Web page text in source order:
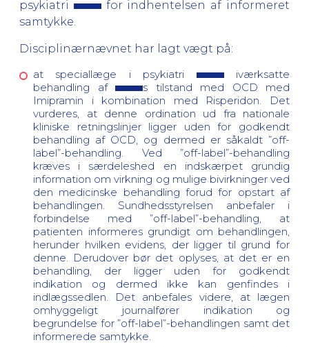
psykiatri
for indhentelsen af informeret
samtykke.
Disciplinærnævnet har lagt vægt på:
at speciallæge i psykiatri
iværksatte
behandling af
s tilstand med OCD med
Imipramin i kombination med Risperidon. Det
vurderes, at denne ordination ud fra nationale
kliniske retningslinjer ligger uden for godkendt
behandling af OCD, og dermed er såkaldt ”off-
label”-behandling. Ved ”off-label”-behandling
kræves i særdeleshed en indskærpet grundig
information om virkning og mulige bivirkninger ved
den medicinske behandling forud for opstart af
behandlingen. Sundhedsstyrelsen anbefaler i
forbindelse med ”off-label”-behandling, at
patienten informeres grundigt om behandlingen,
herunder hvilken evidens, der ligger til grund for
denne. Derudover bør det oplyses, at det er en
behandling, der ligger uden for godkendt
indikation og dermed ikke kan genfindes i
indlægssedlen. Det anbefales videre, at lægen
omhyggeligt journalfører indikation og
begrundelse for ”off-label”-behandlingen samt det
informerede samtykke.